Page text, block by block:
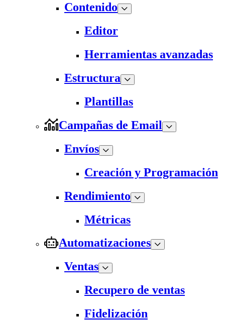
Contenido
Editor
Herramientas avanzadas
Estructura
Plantillas
Campañas de Email
Envíos
Creación y Programación
Rendimiento
Métricas
Automatizaciones
Ventas
Recupero de ventas
Fidelización